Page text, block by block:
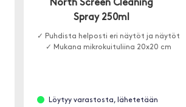
North Screen Cleaning
Spray 250ml
✓ Puhdista helposti eri näytöt ja näytöt
✓ Mukana mikrokuituliina 20x20 cm
Löytyy varastosta, lähetetään